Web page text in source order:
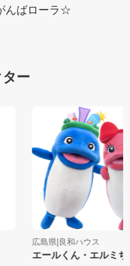
んばローラ☆
ー
広島県|良和ハウス
エールくん・エルミ